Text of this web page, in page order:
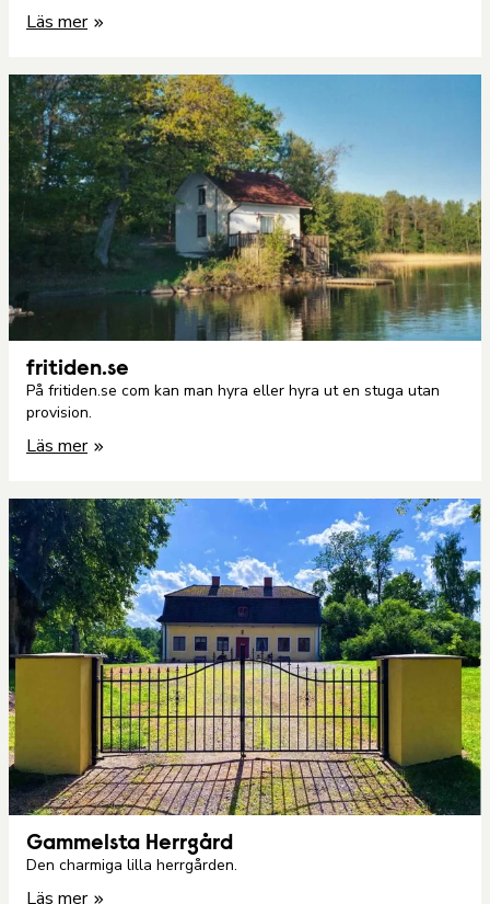
Läs mer
fritiden.se
På fritiden.se com kan man hyra eller hyra ut en stuga utan
provision.
Läs mer
Gammelsta Herrgård
Den charmiga lilla herrgården.
Läs mer